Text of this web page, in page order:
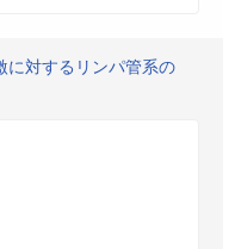
に対するリンパ管系の